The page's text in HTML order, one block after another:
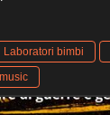
Laboratori bimbi